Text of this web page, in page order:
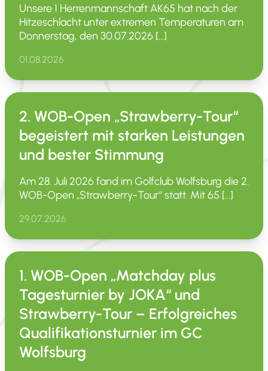
Unsere 1 Herren­mann­schaft AK65 hat nach der
Hitze­schlacht unter extremen Tempe­ra­turen am
Donnerstag, den 30.07.2026 […]
01.08.2026
2. WOB-Open „Strawberry-Tour“
begeistert mit starken Leistungen
und bester Stimmung
Am 28. Juli 2026 fand im Golfclub Wolfsburg die 2.
WOB-Open „Straw­­berry-Tour“ statt. Mit 65 […]
29.07.2026
1. WOB-Open „Matchday plus
Tagesturnier by JOKA“ und
Strawberry-Tour – Erfolgreiches
Qualifikationsturnier im GC
Wolfsburg